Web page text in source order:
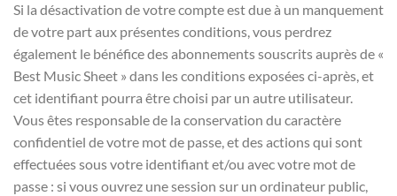
Si la désactivation de votre compte est due à un manquement
de votre part aux présentes conditions, vous perdrez
également le bénéfice des abonnements souscrits auprès de «
Best Music Sheet » dans les conditions exposées ci-après, et
cet identifiant pourra être choisi par un autre utilisateur.
Vous êtes responsable de la conservation du caractère
confidentiel de votre mot de passe, et des actions qui sont
effectuées sous votre identifiant et/ou avec votre mot de
passe : si vous ouvrez une session sur un ordinateur public,